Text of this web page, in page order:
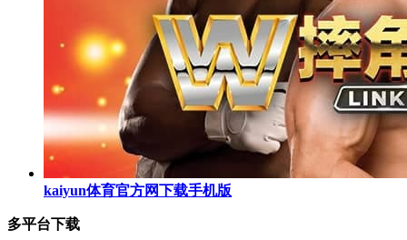
kaiyun体育官方网下载手机版
多平台下载